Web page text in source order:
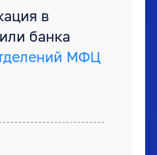
в
банка
МФЦ